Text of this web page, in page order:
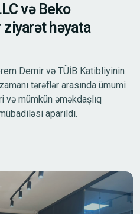
və Beko
həyata
Demir və TÜİB Katibliyinin
tərəflər arasında ümumi
və mümkün əməkdaşlıq
aparıldı.